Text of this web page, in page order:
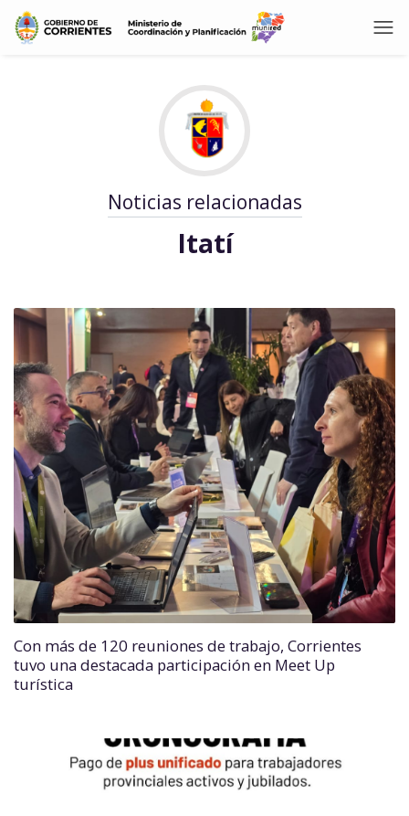
Noticias relacionadas
Itatí
Con más de 120 reuniones de trabajo, Corrientes
tuvo una destacada participación en Meet Up
turística